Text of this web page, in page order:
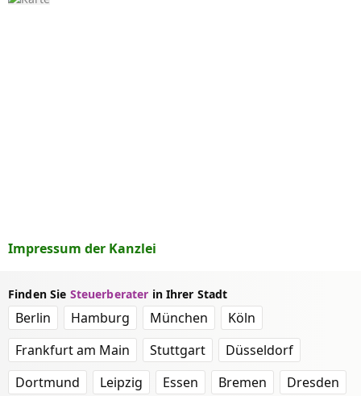
Impressum der Kanzlei
Finden Sie Steuerberater in Ihrer Stadt
Berlin Hamburg München
Köln
Frankfurt am Main
Stuttgart
Düsseldorf
Dortmund
Leipzig Essen Bremen
Dresden